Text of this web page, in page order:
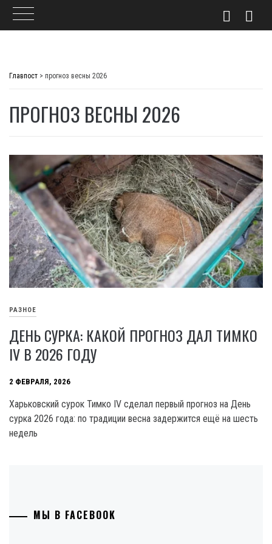
Главпост > прогноз весны 2026
ПРОГНОЗ ВЕСНЫ 2026
РАЗНОЕ
ДЕНЬ СУРКА: КАКОЙ ПРОГНОЗ ДАЛ ТИМКО
IV В 2026 ГОДУ
2 ФЕВРАЛЯ, 2026
Харьковский сурок Тимко IV сделал первый прогноз на День
сурка 2026 года: по традиции весна задержится ещё на шесть
недель
МЫ В FACEBOOK